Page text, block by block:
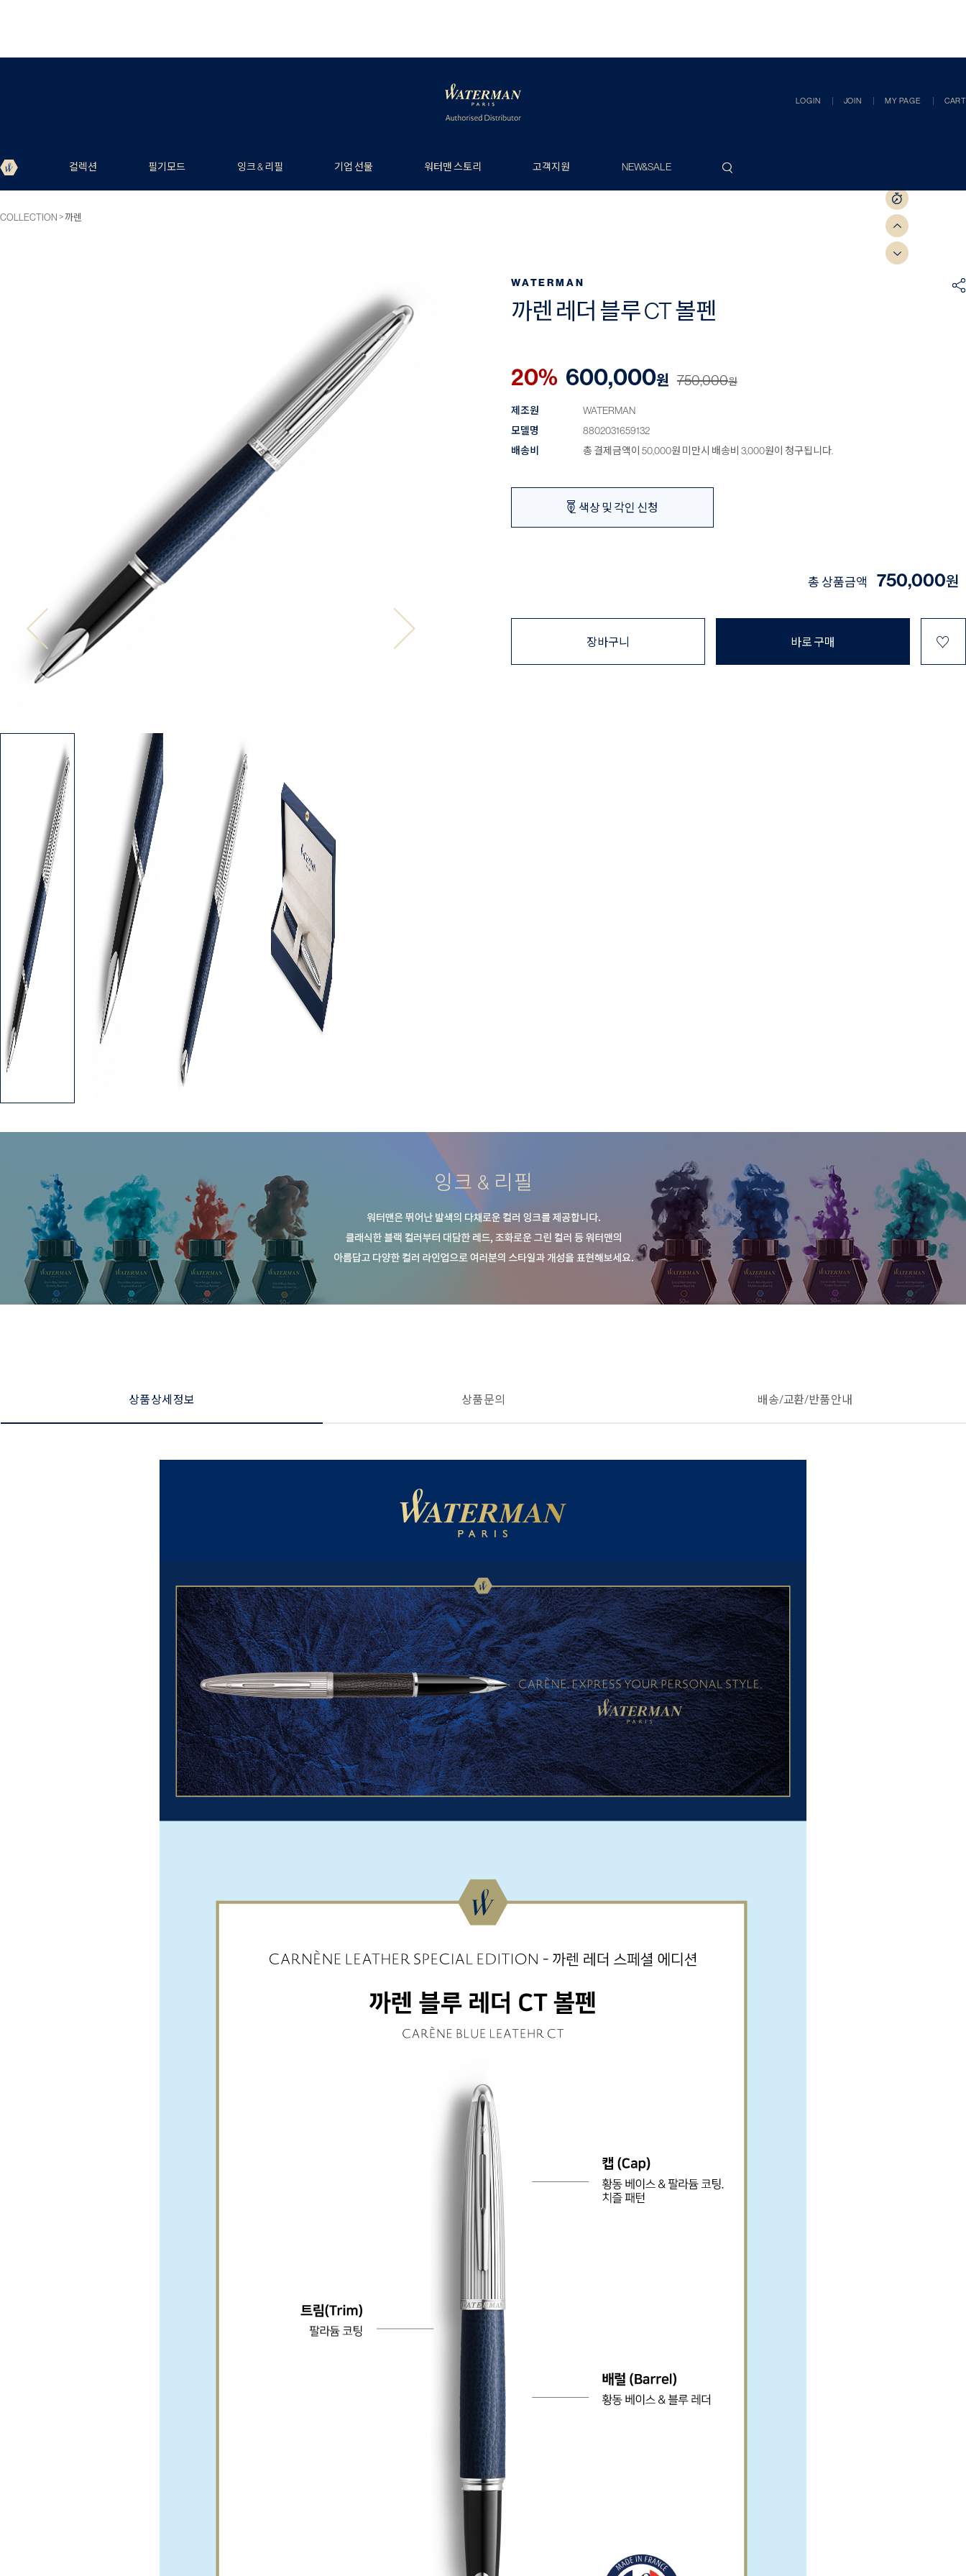
LOGIN JOIN MY PAGE CART
컬렉션 필기모드 잉크 & 리필 기업 선물 워터맨 스토리 고객지원 NEW&SALE
COLLECTION>까렌
WATERMAN
까렌 레더 블루 CT 볼펜
20% 600,000원 750,000원
제조원
WATERMAN
모델명
8802031659132
배송비
총 결제금액이 50,000원 미만시 배송비 3,000원이 청구됩니다.
색상 및 각인 신청
총 상품금액 750,000원
장바구니 바로 구매 ♡
상품 상세 정보 상품 문의 배송/교환/반품 안내